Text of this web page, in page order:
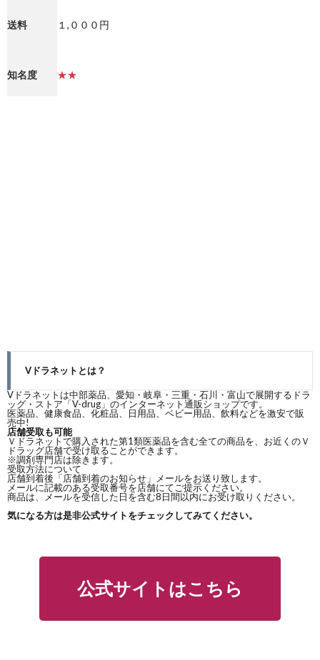
送料 １,０００円
知名度 ★★
Vドラネットとは？
Vドラネットは中部薬品、愛知・岐阜・三重・石川・富山で展開するドラ
ッグ・ストア「V-drug」のインターネット通販ショップです。
医薬品、健康食品、化粧品、日用品、ベビー用品、飲料などを激安で販
売中!
店舗受取も可能
Ｖドラネットで購入された第1類医薬品を含む全ての商品を、お近くのＶ
ドラッグ店舗で受け取ることができます。
※調剤専門店は除きます。
受取方法について
店舗到着後「店舗到着のお知らせ」メールをお送り致します。
メールに記載のある受取番号を店舗にてご提示ください。
商品は、メールを受信した日を含む8日間以内にお受け取りください。
気になる方は是非公式サイトをチェックしてみてください。
公式サイトはこちら